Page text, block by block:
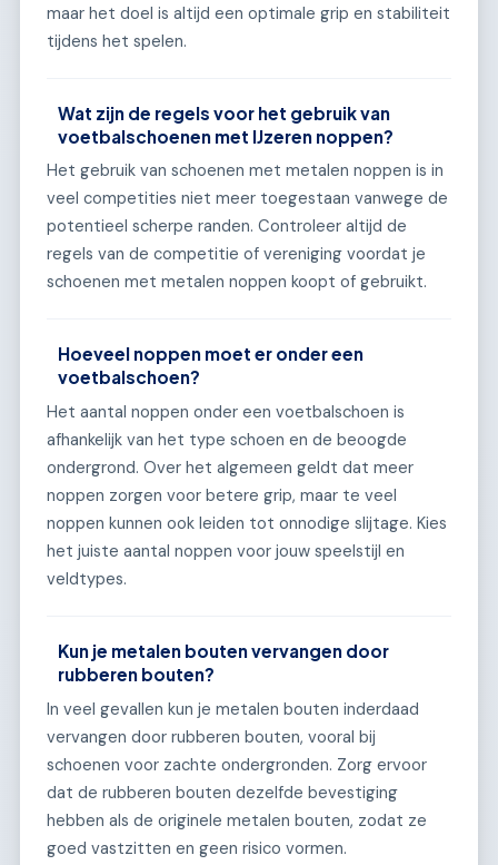
maar het doel is altijd een optimale grip en stabiliteit
tijdens het spelen.
Wat zijn de regels voor het gebruik van
voetbalschoenen met IJzeren noppen?
Het gebruik van schoenen met metalen noppen is in
veel competities niet meer toegestaan vanwege de
potentieel scherpe randen. Controleer altijd de
regels van de competitie of vereniging voordat je
schoenen met metalen noppen koopt of gebruikt.
Hoeveel noppen moet er onder een
voetbalschoen?
Het aantal noppen onder een voetbalschoen is
afhankelijk van het type schoen en de beoogde
ondergrond. Over het algemeen geldt dat meer
noppen zorgen voor betere grip, maar te veel
noppen kunnen ook leiden tot onnodige slijtage. Kies
het juiste aantal noppen voor jouw speelstijl en
veldtypes.
Kun je metalen bouten vervangen door
rubberen bouten?
In veel gevallen kun je metalen bouten inderdaad
vervangen door rubberen bouten, vooral bij
schoenen voor zachte ondergronden. Zorg ervoor
dat de rubberen bouten dezelfde bevestiging
hebben als de originele metalen bouten, zodat ze
goed vastzitten en geen risico vormen.